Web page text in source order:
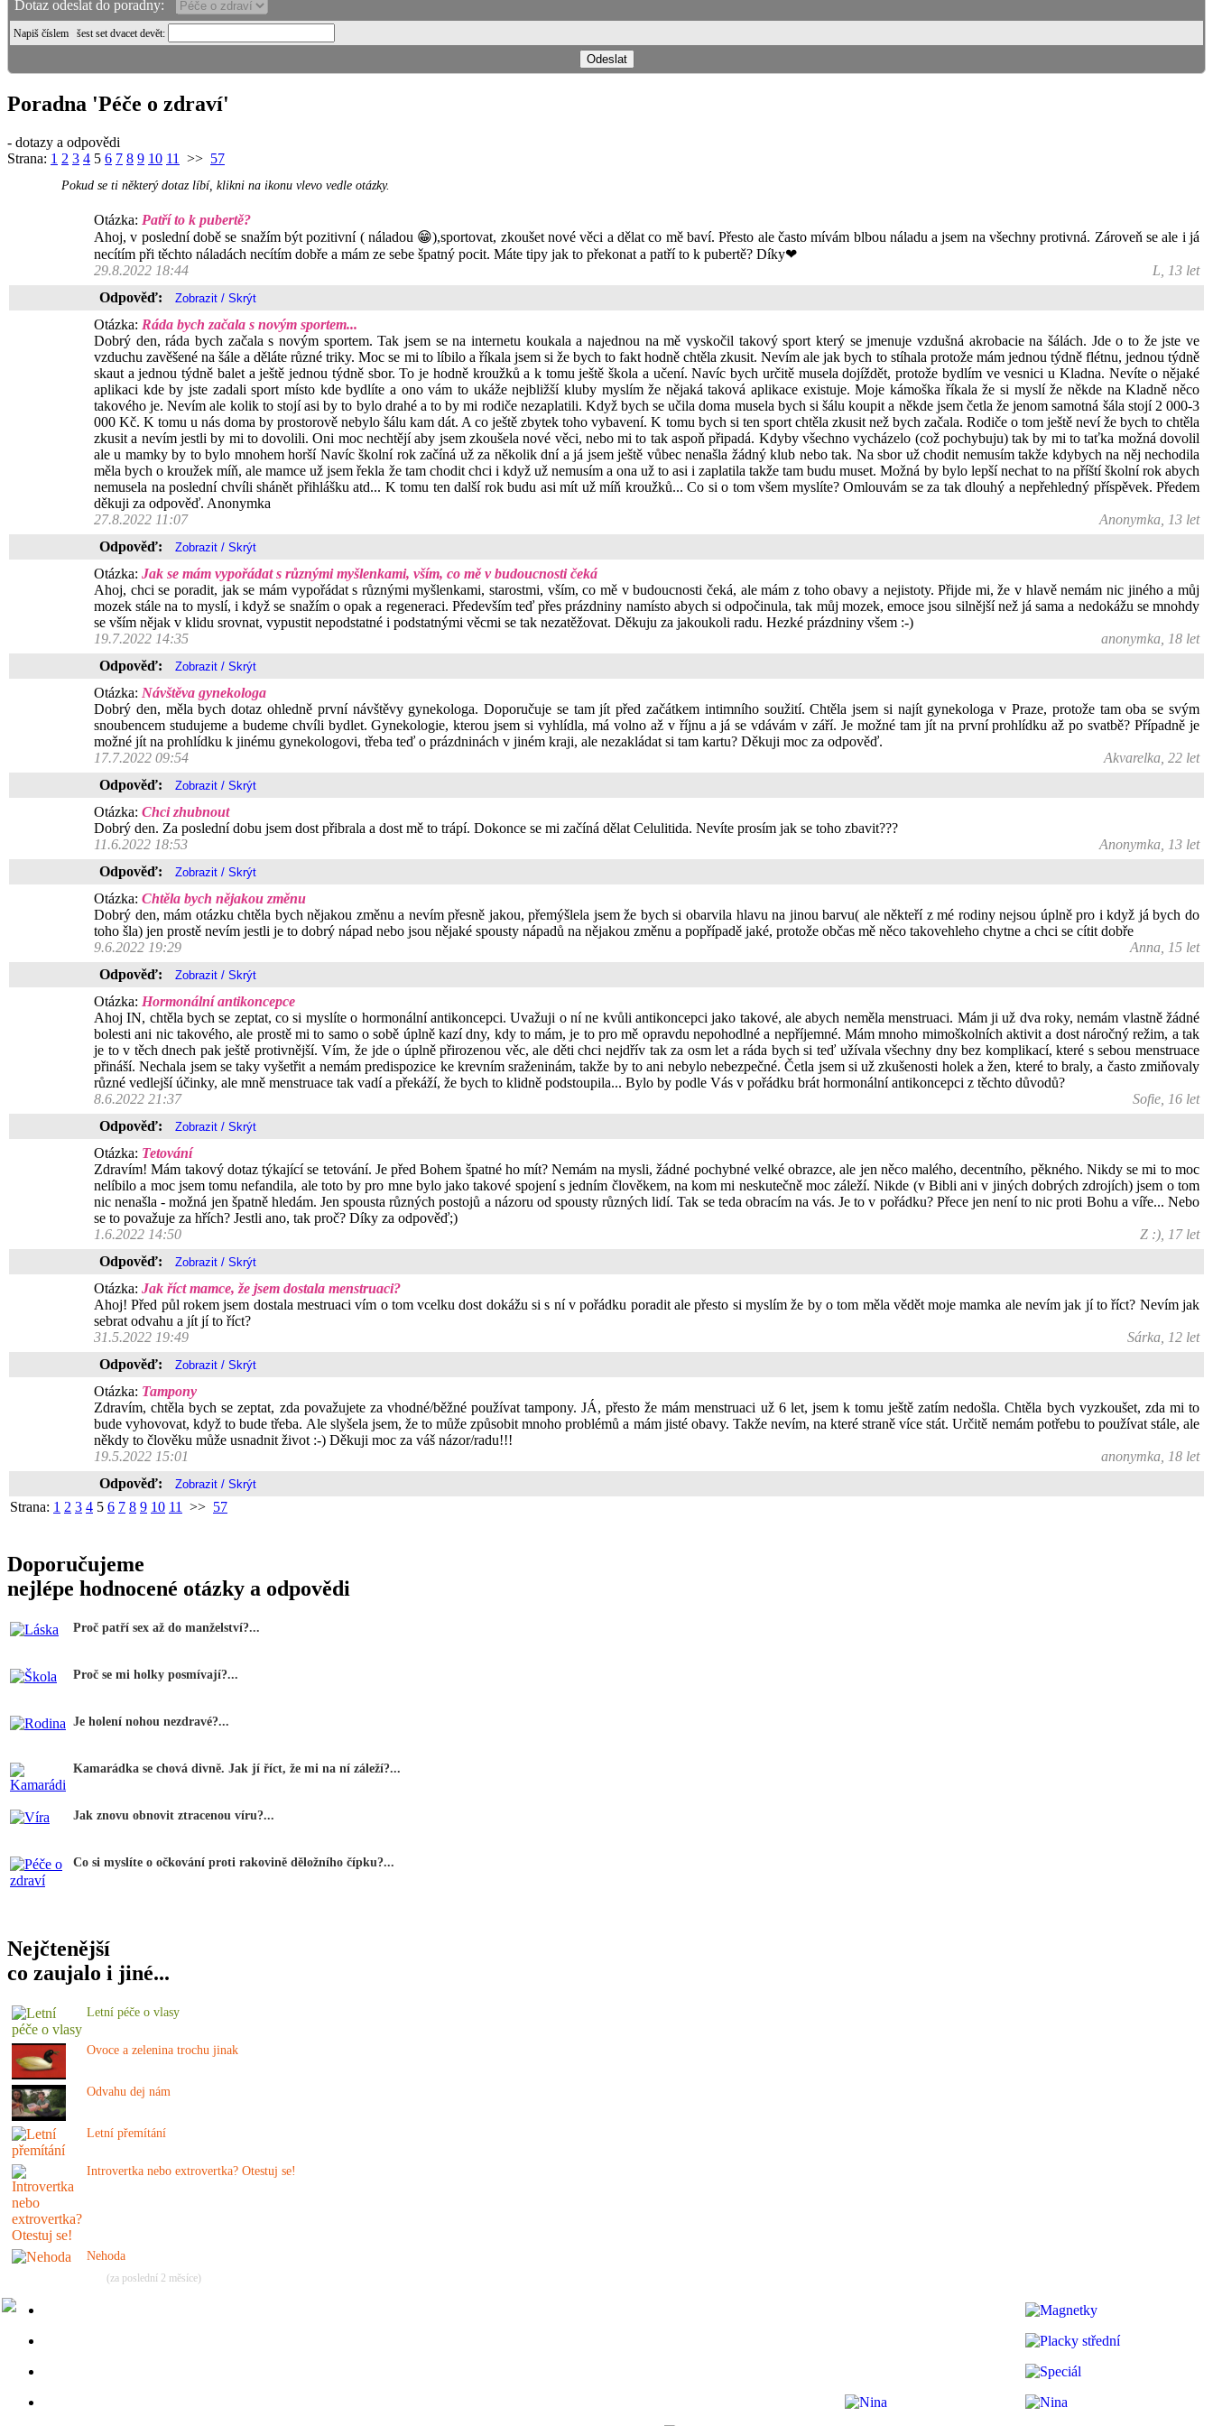
Dotaz odeslat do poradny:
Napiš číslem šest set dvacet devět:
Poradna 'Péče o zdraví'
- dotazy a odpovědi
Strana: 1 2 3 4 5 6 7 8 9 10 11 >> 57
Pokud se ti některý dotaz líbí, klikni na ikonu vlevo vedle otázky.
Otázka: Patří to k pubertě?
Ahoj, v poslední době se snažím být pozitivní ( náladou 😁),sportovat, zkoušet nové věci a dělat co mě baví. Přesto ale často mívám blbou náladu a jsem na všechny protivná. Zároveň se ale i já
necítím při těchto náladách necítím dobře a mám ze sebe špatný pocit. Máte tipy jak to překonat a patří to k pubertě? Díky❤
29.8.2022 18:44
L, 13 let
Odpověď:
Otázka: Ráda bych začala s novým sportem...
Dobrý den, ráda bych začala s novým sportem. Tak jsem se na internetu koukala a najednou na mě vyskočil takový sport který se jmenuje vzdušná akrobacie na šálách. Jde o to že jste ve
vzduchu zavěšené na šále a děláte různé triky. Moc se mi to líbilo a říkala jsem si že bych to fakt hodně chtěla zkusit. Nevím ale jak bych to stíhala protože mám jednou týdně flétnu, jednou týdně
skaut a jednou týdně balet a ještě jednou týdně sbor. To je hodně kroužků a k tomu ještě škola a učení. Navíc bych určitě musela dojíždět, protože bydlím ve vesnici u Kladna. Nevíte o nějaké
aplikaci kde by jste zadali sport místo kde bydlíte a ono vám to ukáže nejbližší kluby myslím že nějaká taková aplikace existuje. Moje kámoška říkala že si myslí že někde na Kladně něco
takového je. Nevím ale kolik to stojí asi by to bylo drahé a to by mi rodiče nezaplatili. Když bych se učila doma musela bych si šálu koupit a někde jsem četla že jenom samotná šála stojí 2 000-3
000 Kč. K tomu u nás doma by prostorově nebylo šálu kam dát. A co ještě zbytek toho vybavení. K tomu bych si ten sport chtěla zkusit než bych začala. Rodiče o tom ještě neví že bych to chtěla
zkusit a nevím jestli by mi to dovolili. Oni moc nechtějí aby jsem zkoušela nové věci, nebo mi to tak aspoň připadá. Kdyby všechno vycházelo (což pochybuju) tak by mi to taťka možná dovolil
ale u mamky by to bylo mnohem horší Navíc školní rok začíná už za několik dní a já jsem ještě vůbec nenašla žádný klub nebo tak. Na sbor už chodit nemusím takže kdybych na něj nechodila
měla bych o kroužek míň, ale mamce už jsem řekla že tam chodit chci i když už nemusím a ona už to asi i zaplatila takže tam budu muset. Možná by bylo lepší nechat to na příští školní rok abych
nemusela na poslední chvíli shánět přihlášku atd... K tomu ten další rok budu asi mít už míň kroužků... Co si o tom všem myslíte? Omlouvám se za tak dlouhý a nepřehledný příspěvek. Předem
děkuji za odpověď. Anonymka
27.8.2022 11:07
Anonymka, 13 let
Odpověď:
Otázka: Jak se mám vypořádat s různými myšlenkami, vším, co mě v budoucnosti čeká
Ahoj, chci se poradit, jak se mám vypořádat s různými myšlenkami, starostmi, vším, co mě v budoucnosti čeká, ale mám z toho obavy a nejistoty. Přijde mi, že v hlavě nemám nic jiného a můj
mozek stále na to myslí, i když se snažím o opak a regeneraci. Především teď přes prázdniny namísto abych si odpočinula, tak můj mozek, emoce jsou silnější než já sama a nedokážu se mnohdy
se vším nějak v klidu srovnat, vypustit nepodstatné i podstatnými věcmi se tak nezatěžovat. Děkuju za jakoukoli radu. Hezké prázdniny všem :-)
19.7.2022 14:35
anonymka, 18 let
Odpověď:
Otázka: Návštěva gynekologa
Dobrý den, měla bych dotaz ohledně první návštěvy gynekologa. Doporučuje se tam jít před začátkem intimního soužití. Chtěla jsem si najít gynekologa v Praze, protože tam oba se svým
snoubencem studujeme a budeme chvíli bydlet. Gynekologie, kterou jsem si vyhlídla, má volno až v říjnu a já se vdávám v září. Je možné tam jít na první prohlídku až po svatbě? Případně je
možné jít na prohlídku k jinému gynekologovi, třeba teď o prázdninách v jiném kraji, ale nezakládat si tam kartu? Děkuji moc za odpověď.
17.7.2022 09:54
Akvarelka, 22 let
Odpověď:
Otázka: Chci zhubnout
Dobrý den. Za poslední dobu jsem dost přibrala a dost mě to trápí. Dokonce se mi začíná dělat Celulitida. Nevíte prosím jak se toho zbavit???
11.6.2022 18:53
Anonymka, 13 let
Odpověď:
Otázka: Chtěla bych nějakou změnu
Dobrý den, mám otázku chtěla bych nějakou změnu a nevím přesně jakou, přemýšlela jsem že bych si obarvila hlavu na jinou barvu( ale někteří z mé rodiny nejsou úplně pro i když já bych do
toho šla) jen prostě nevím jestli je to dobrý nápad nebo jsou nějaké spousty nápadů na nějakou změnu a popřípadě jaké, protože občas mě něco takovehleho chytne a chci se cítit dobře
9.6.2022 19:29
Anna, 15 let
Odpověď:
Otázka: Hormonální antikoncepce
Ahoj IN, chtěla bych se zeptat, co si myslíte o hormonální antikoncepci. Uvažuji o ní ne kvůli antikoncepci jako takové, ale abych neměla menstruaci. Mám ji už dva roky, nemám vlastně žádné
bolesti ani nic takového, ale prostě mi to samo o sobě úplně kazí dny, kdy to mám, je to pro mě opravdu nepohodlné a nepříjemné. Mám mnoho mimoškolních aktivit a dost náročný režim, a tak
je to v těch dnech pak ještě protivnější. Vím, že jde o úplně přirozenou věc, ale děti chci nejdřív tak za osm let a ráda bych si teď užívala všechny dny bez komplikací, které s sebou menstruace
přináší. Nechala jsem se taky vyšetřit a nemám predispozice ke krevním sraženinám, takže by to ani nebylo nebezpečné. Četla jsem si už zkušenosti holek a žen, které to braly, a často zmiňovaly
různé vedlejší účinky, ale mně menstruace tak vadí a překáží, že bych to klidně podstoupila... Bylo by podle Vás v pořádku brát hormonální antikoncepci z těchto důvodů?
8.6.2022 21:37
Sofie, 16 let
Odpověď:
Otázka: Tetování
Zdravím! Mám takový dotaz týkající se tetování. Je před Bohem špatné ho mít? Nemám na mysli, žádné pochybné velké obrazce, ale jen něco malého, decentního, pěkného. Nikdy se mi to moc
nelíbilo a moc jsem tomu nefandila, ale toto by pro mne bylo jako takové spojení s jedním člověkem, na kom mi neskutečně moc záleží. Nikde (v Bibli ani v jiných dobrých zdrojích) jsem o tom
nic nenašla - možná jen špatně hledám. Jen spousta různých postojů a názoru od spousty různých lidí. Tak se teda obracím na vás. Je to v pořádku? Přece jen není to nic proti Bohu a víře... Nebo
se to považuje za hřích? Jestli ano, tak proč? Díky za odpověď;)
1.6.2022 14:50
Z :), 17 let
Odpověď:
Otázka: Jak říct mamce, že jsem dostala menstruaci?
Ahoj! Před půl rokem jsem dostala mestruaci vím o tom vcelku dost dokážu si s ní v pořádku poradit ale přesto si myslím že by o tom měla vědět moje mamka ale nevím jak jí to říct? Nevím jak
sebrat odvahu a jít jí to říct?
31.5.2022 19:49
Sárka, 12 let
Odpověď:
Otázka: Tampony
Zdravím, chtěla bych se zeptat, zda považujete za vhodné/běžné používat tampony. JÁ, přesto že mám menstruaci už 6 let, jsem k tomu ještě zatím nedošla. Chtěla bych vyzkoušet, zda mi to
bude vyhovovat, když to bude třeba. Ale slyšela jsem, že to může způsobit mnoho problémů a mám jisté obavy. Takže nevím, na které straně více stát. Určitě nemám potřebu to používat stále, ale
někdy to člověku může usnadnit život :-) Děkuji moc za váš názor/radu!!!
19.5.2022 15:01
anonymka, 18 let
Odpověď:
Strana: 1 2 3 4 5 6 7 8 9 10 11 >> 57
Doporučujeme
nejlépe hodnocené otázky a odpovědi
Proč patří sex až do manželství?...
Proč se mi holky posmívají?...
Je holení nohou nezdravé?...
Kamarádka se chová divně. Jak jí říct, že mi na ní záleží?...
Jak znovu obnovit ztracenou víru?...
Co si myslíte o očkování proti rakovině děložního čípku?...
Nejčtenější
co zaujalo i jiné...
Letní péče o vlasy
Ovoce a zelenina trochu jinak
Odvahu dej nám
Letní přemítání
Introvertka nebo extrovertka? Otestuj se!
Nehoda
(za poslední 2 měsíce)